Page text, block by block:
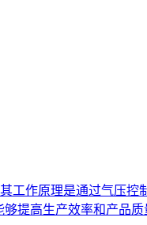
工作原理是通过气压
提高生产效率和产品质